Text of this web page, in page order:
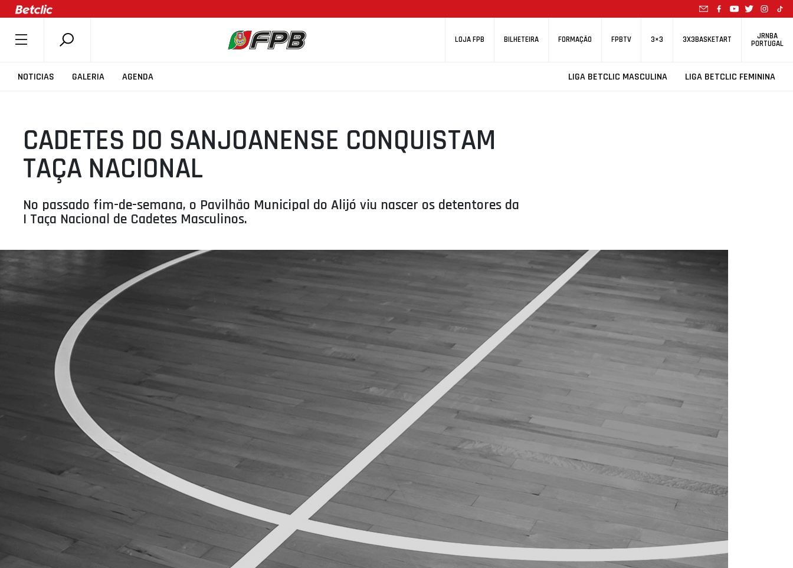
LOJA FPB BILHETEIRA FORMAÇÃO FPBTV 3×3 3X3BASKETART JRNBA
PORTUGAL
NOTICIAS GALERIA AGENDA LIGA BETCLIC MASCULINA LIGA BETCLIC FEMININA
SOBRE A FPB
COMPETIÇÕES
ASSOCIAÇÕES
CLUBES
AGENTES
AGENDA
MINIBASQUETE
ÁREA TÉCNICA
PROJETOS
CADETES DO SANJOANENSE CONQUISTAM
TAÇA NACIONAL
No passado fim-de-semana, o Pavilhão Municipal do Alijó viu nascer os detentores da
I Taça Nacional de Cadetes Masculinos.